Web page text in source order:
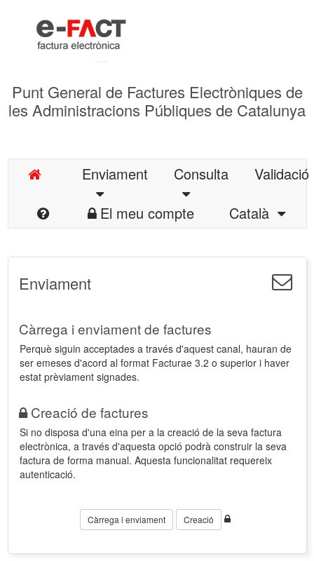
Punt General de Factures Electròniques de
les Administracions Públiques de Catalunya
Enviament Consulta
Validació
El meu compte
Català
Enviament
Càrrega i enviament de factures
Perquè siguin acceptades a través d'aquest canal, hauran de
ser emeses d'acord al format Facturae 3.2 o superior i haver
estat prèviament signades.
Creació de factures
Si no disposa d'una eina per a la creació de la seva factura
electrònica, a través d'aquesta opció podrà construir la seva
factura de forma manual. Aquesta funcionalitat requereix
autenticació.
Càrrega i enviament Creació